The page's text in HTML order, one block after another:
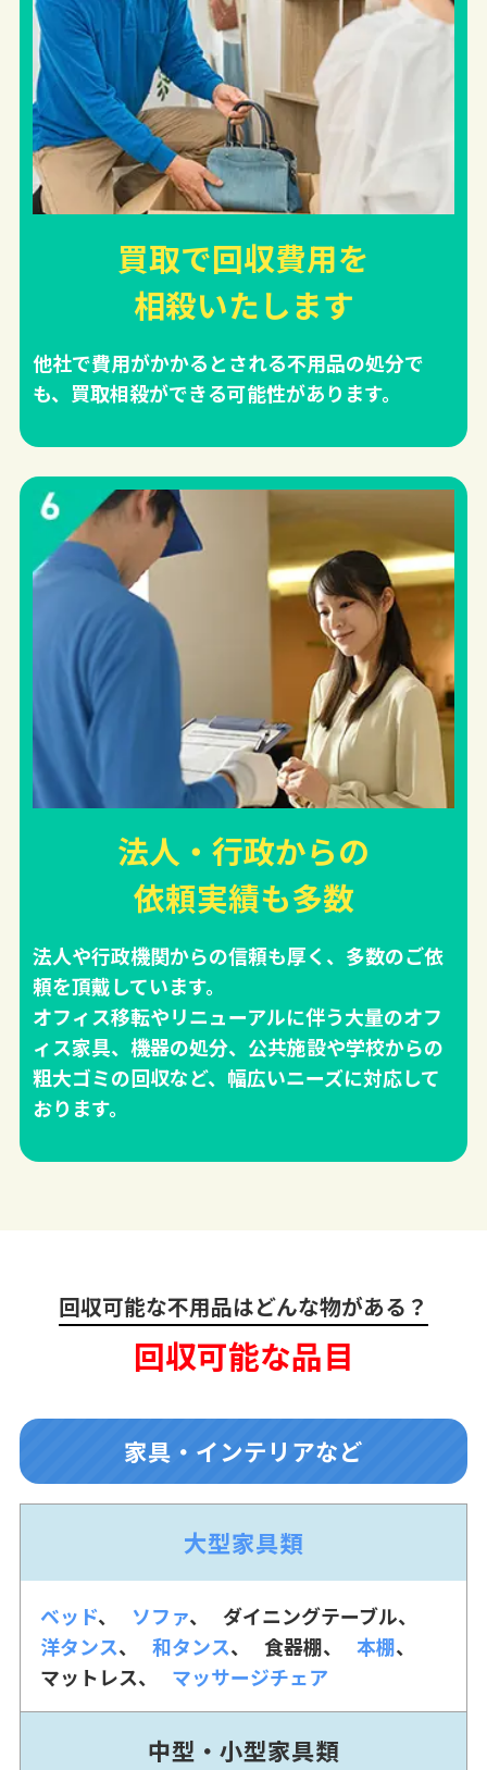
買取で回収費用を
相殺いたします
他社で費用がかかるとされる不用品の処分で
も、買取相殺ができる可能性があります。
法人・行政からの
依頼実績も多数
法人や行政機関からの信頼も厚く、多数のご依
頼を頂戴しています。
オフィス移転やリニューアルに伴う大量のオフ
ィス家具、機器の処分、公共施設や学校からの
粗大ゴミの回収など、幅広いニーズに対応して
おります。
回収可能な不用品はどんな物がある？
回収可能な品目
家具・インテリアなど
大型家具類
ベッド ソファ
ダイニングテーブル
洋タンス
和タンス 食器棚
本棚
マットレス
マッサージチェア
中型・小型家具類